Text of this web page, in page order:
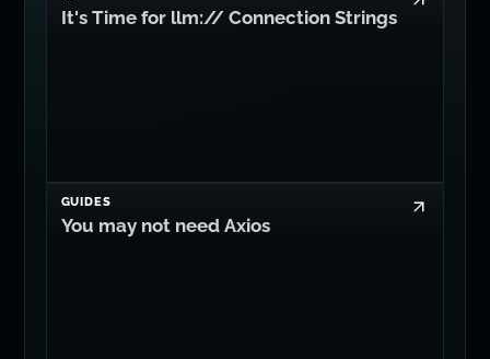
It's Time for llm:// Connection Strings
GUIDES
You may not need Axios